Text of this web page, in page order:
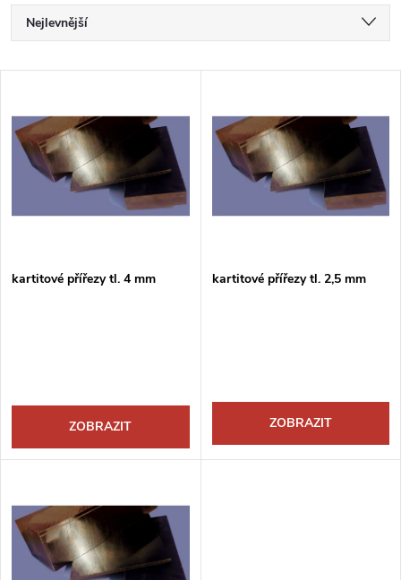
Ř
a
z
e
n
p
u
k
Nejlevnější
Abecedně
ý
i
s
o
d
u
k
kartitové přířezy tl. 4 mm
ZOBRAZIT
kartitové přířezy tl. 2,5 mm
ZOBRAZIT